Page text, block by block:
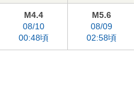
M4.4
08/10
00:48頃
M5.6
08/09
02:58頃